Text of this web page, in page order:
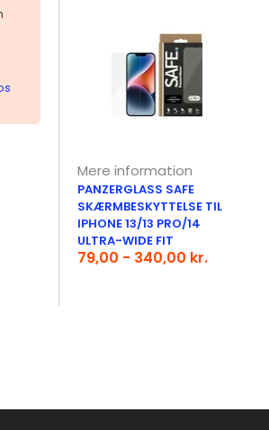
Mere information
PANZERGLASS SAFE
SKÆRMBESKYTTELSE TIL
IPHONE 13/13 PRO/14
ULTRA-WIDE FIT
79,00 - 340,00 kr.